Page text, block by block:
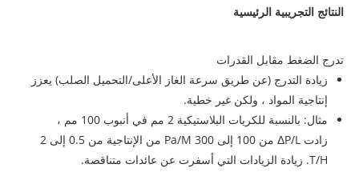
النتائج التجريبية الرئيسية
تدرج الضغط مقابل القدرات
زيادة التدرج (عن طريق سرعة الغاز الأعلى/التحميل الصلب) يعزز
إنتاجية المواد ، ولكن غير خطية.
مثال: بالنسبة للكريات البلاستيكية 2 مم في أنبوب 100 مم ،
زادت ΔP/L من 100 إلى 300 Pa/M من الإنتاجية من 0.5 إلى 2
T/H. زيادة الزيادات التي أسفرت عن عائدات متناقصة.